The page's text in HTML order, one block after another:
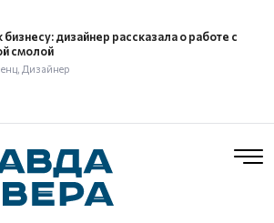
бизнесу: дизайнер рассказала о работе с
смолой
Дизайнер